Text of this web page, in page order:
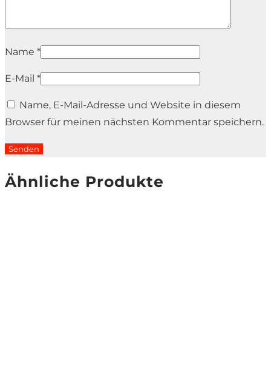
Name *
E-Mail *
Name, E-Mail-Adresse und Website in diesem
Browser für meinen nächsten Kommentar speichern.
Ähnliche Produkte